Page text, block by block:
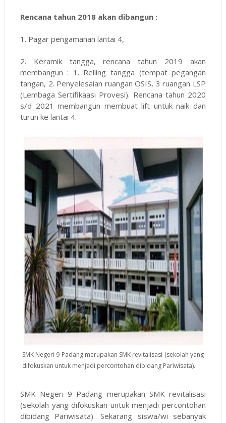
Rencana tahun 2018 akan dibangun :
1. Pagar pengamanan lantai 4,
2. Keramik tangga, rencana tahun 2019 akan
membangun : 1. Relling tangga (tempat pegangan
tangan, 2. Penyelesaian ruangan OSIS, 3 ruangan LSP
(Lembaga Sertifikaasi Provesi). Rencana tahun 2020
s/d 2021 membangun membuat lift untuk naik dan
turun ke lantai 4.
SMK Negeri 9 Padang merupakan SMK revitalisasi (sekolah yang
difokuskan untuk menjadi percontohan dibidang Pariwisata).
SMK Negeri 9 Padang merupakan SMK revitalisasi
(sekolah yang difokuskan untuk menjadi percontohan
dibidang Pariwisata). Sekarang siswa/wi sebanyak